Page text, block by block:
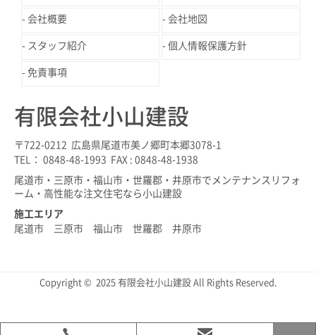
会社概要 会社地図
スタッフ紹介 個人情報保護方針
免責事項
有限会社小山建設
〒722-0212 広島県尾道市美ノ郷町本郷3078-1
TEL： 0848-48-1993 FAX : 0848-48-1938
尾道市・三原市・福山市・世羅郡・井原市でメンテナンスリフォ
ーム・高性能な注文住宅なら小山建設
施工エリア
尾道市 三原市 福山市 世羅郡 井原市
Copyright © 2025 有限会社小山建設 All Rights Reserved.